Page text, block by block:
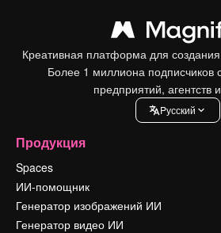
Креативная платформа для
Более 1 миллиона подписчиков
предприятий, агентств
Pусский
Продукция
Spaces
ИИ-помощник
Генератор изображений ИИ
Генератор видео ИИ